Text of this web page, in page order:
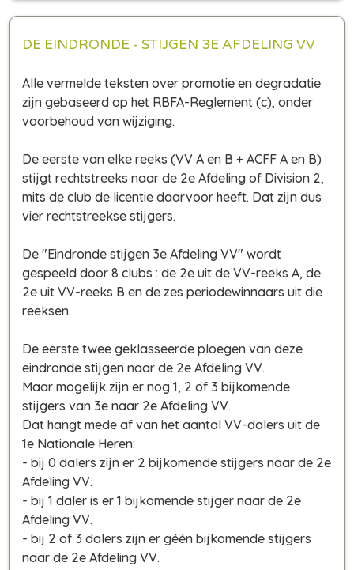
DE EINDRONDE - STIJGEN 3E AFDELING VV
Alle vermelde teksten over promotie en degradatie
zijn gebaseerd op het RBFA-Reglement (c), onder
voorbehoud van wijziging.
De eerste van elke reeks (VV A en B + ACFF A en B)
stijgt rechtstreeks naar de 2e Afdeling of Division 2,
mits de club de licentie daarvoor heeft. Dat zijn dus
vier rechtstreekse stijgers.
De "Eindronde stijgen 3e Afdeling VV" wordt
gespeeld door 8 clubs : de 2e uit de VV-reeks A, de
2e uit VV-reeks B en de zes periodewinnaars uit die
reeksen.
De eerste twee geklasseerde ploegen van deze
eindronde stijgen naar de 2e Afdeling VV.
Maar mogelijk zijn er nog 1, 2 of 3 bijkomende
stijgers van 3e naar 2e Afdeling VV.
Dat hangt mede af van het aantal VV-dalers uit de
1e Nationale Heren:
- bij 0 dalers zijn er 2 bijkomende stijgers naar de 2e
Afdeling VV.
- bij 1 daler is er 1 bijkomende stijger naar de 2e
Afdeling VV.
- bij 2 of 3 dalers zijn er géén bijkomende stijgers
naar de 2e Afdeling VV.